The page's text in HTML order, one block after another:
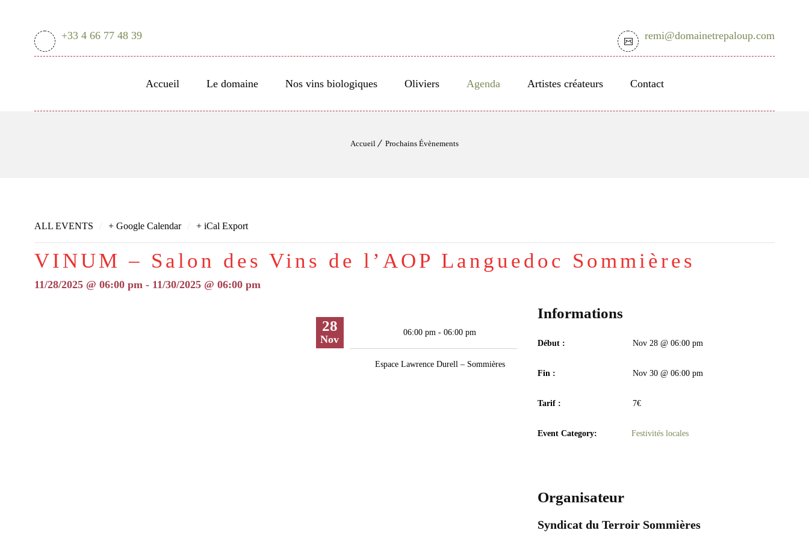
+33 4 66 77 48 39 remi@domainetrepaloup.com
Accueil Le domaine Nos vins biologiques Oliviers Agenda Artistes créateurs Contact
Accueil Prochains Évènements
ALL EVENTS + Google Calendar + iCal Export
VINUM – Salon des Vins de l’AOP Languedoc Sommières
11/28/2025 @ 06:00 pm - 11/30/2025 @ 06:00 pm
28
Nov
06:00 pm - 06:00 pm
Espace Lawrence Durell – Sommières
Informations
Début : Nov 28 @ 06:00 pm
Fin : Nov 30 @ 06:00 pm
Tarif : 7€
Event Category: Festivités locales
Organisateur
Syndicat du Terroir Sommières